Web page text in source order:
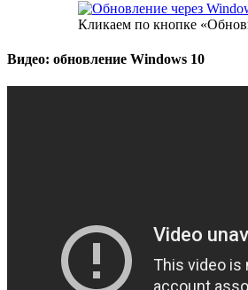
Кликаем по кнопке
Видео: обновление Windows 10